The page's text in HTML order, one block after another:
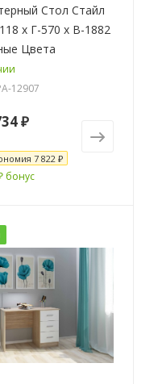
Стол Стайл
x Г-570 x В-1882
Цвета
12907
₽
7 822 ₽
бонус